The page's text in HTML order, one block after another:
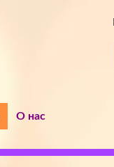
О нас